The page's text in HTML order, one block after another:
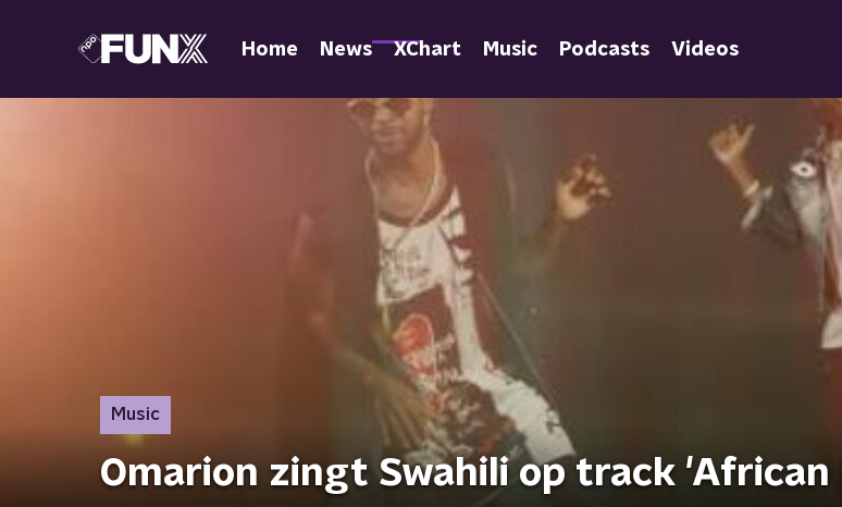
Home News XChart Music Podcasts Videos
Music
Omarion zingt Swahili op track 'African